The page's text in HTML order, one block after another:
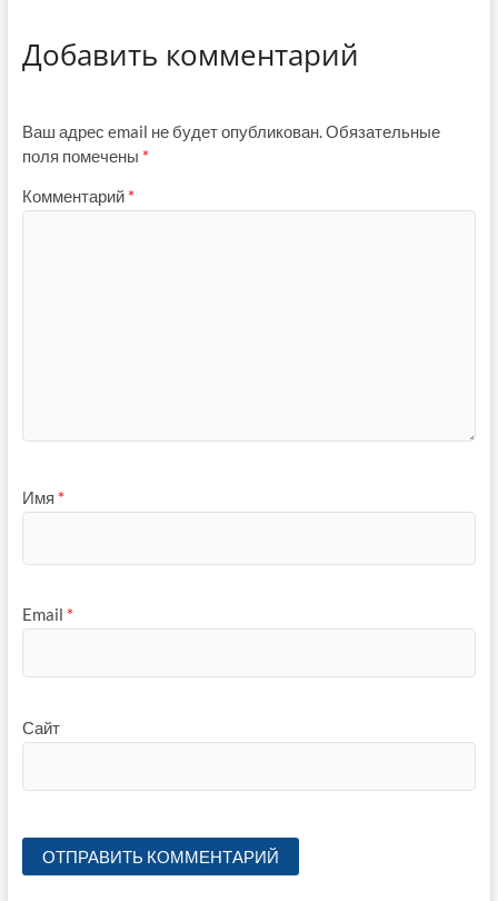
Добавить комментарий
Ваш адрес email не будет опубликован.Обязательные
поля помечены *
Комментарий *
Имя *
Email *
Сайт